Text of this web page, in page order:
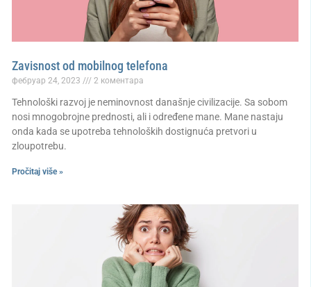
Zavisnost od mobilnog telefona
фебруар 24, 2023 2 коментара
Tehnološki razvoj je neminovnost današnje civilizacije. Sa sobom
nosi mnogobrojne prednosti, ali i određene mane. Mane nastaju
onda kada se upotreba tehnoloških dostignuća pretvori u
zloupotrebu.
Pročitaj više »